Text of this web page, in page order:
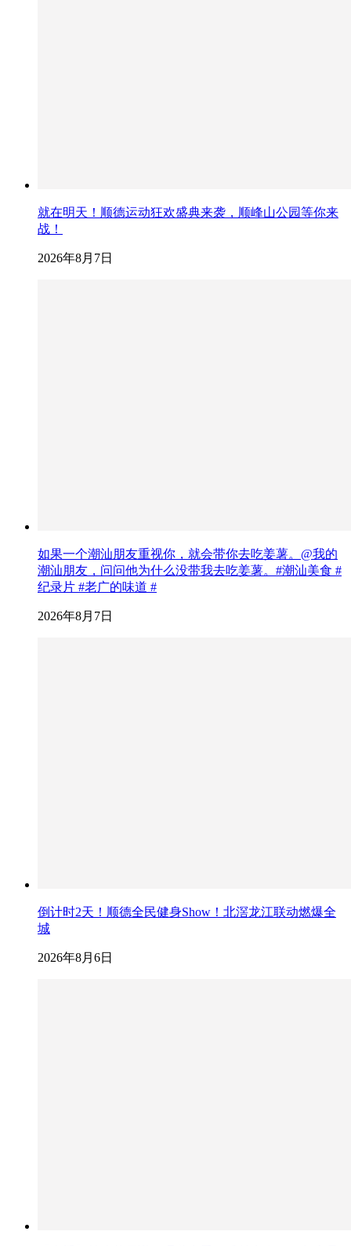
就在明天！顺德运动狂欢盛典来袭，顺峰山公园等你来
战！
2026年8月7日
如果一个潮汕朋友重视你，就会带你去吃姜薯。@我的
潮汕朋友，问问他为什么没带我去吃姜薯。#潮汕美食 #
纪录片 #老广的味道 #
2026年8月7日
倒计时2天！顺德全民健身Show！北滘龙江联动燃爆全
城
2026年8月6日